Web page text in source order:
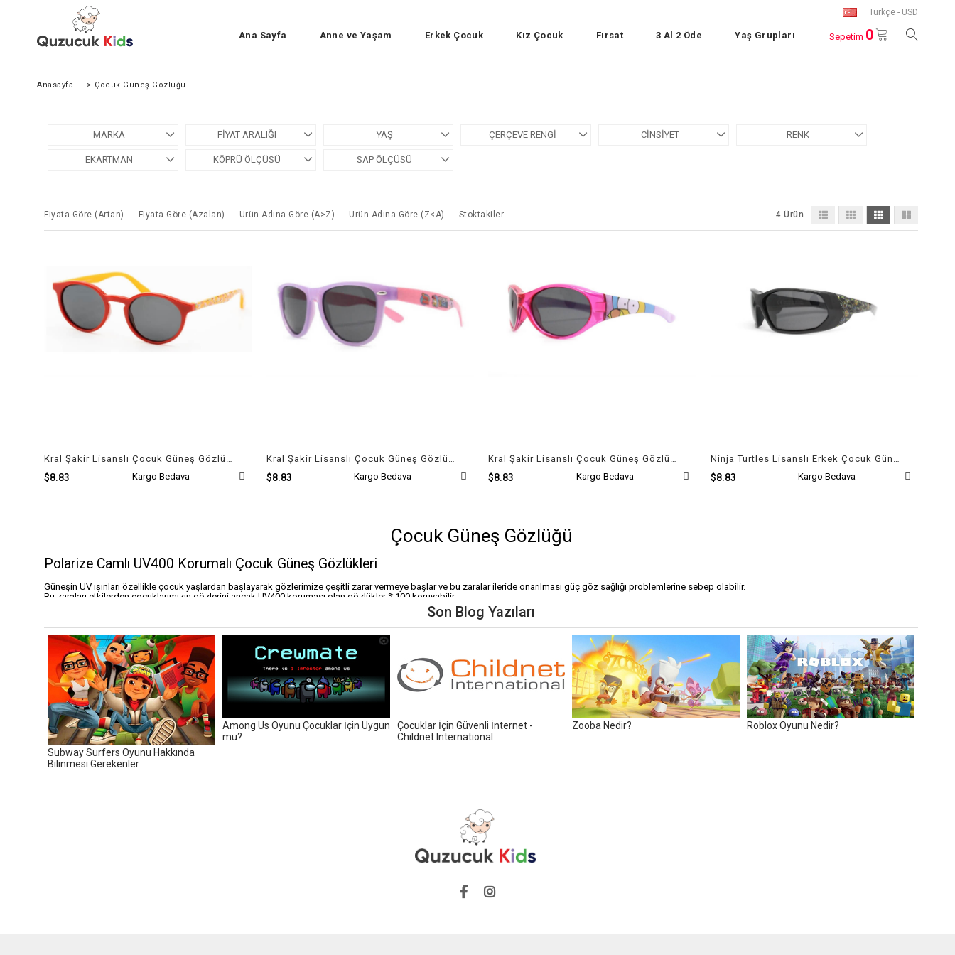
Türkçe - USD
Sepetim 0
Ana Sayfa Anne ve Yaşam Erkek Çocuk Kız Çocuk Fırsat 3 Al 2 Öde Yaş Grupları
Anasayfa > Çocuk Güneş Gözlüğü
MARKA FIYAT ARALIĞI YAŞ ÇERÇEVE RENGI CINSIYET RENK
EKARTMAN KÖPRÜ ÖLÇÜSÜ SAP ÖLÇÜSÜ
Fiyata Göre (Artan) Fiyata Göre (Azalan) Ürün Adına Göre (A>Z) Ürün Adına Göre (Z<A) Stoktakiler 4 Ürün
$8.83 Kargo Bedava $8.83 Kargo Bedava $8.83 Kargo Bedava $8.83 Kargo Bedava
Çocuk Güneş Gözlüğü
Polarize Camlı UV400 Korumalı Çocuk Güneş Gözlükleri
Güneşin UV ışınları özellikle çocuk yaşlardan başlayarak gözlerimize çeşitli zarar vermeye başlar ve bu zaralar ileride onarılması güç göz sağlığı problemlerine sebep olabilir.
Bu zaraları etkilerden çocuklarımızın gözlerini ancak UV400 koruması olan gözlükler %100 koruyabilir.
Gözlükler çocuklar tarafından özellikle kar, kum ve su gibi ışığın parladığı ve güçlü yansıdığı ortamlarda kullanılmalıdır. Güneşli havalarda sokağa çıkıldığında orijinal
kullanılmalı bulutlu günlerde bile çocuklarımızda retina tabakası tam olarak gelişmemiş olacağından gözlük kullanımı önerilmektedir.
Polarize güneş gözlüklerisu, kar vb. parlak yüzeylerden yansıyan ışınları azaltırlar. Polarize güneş gözlükleri daha net görmeye, şiddetli parlamanın görmekte yararttığı zorlukları engellemeye yardımcı olur.
Son Blog Yazıları
Subway Surfers Oyunu Hakkında
Bilinmesi Gerekenler
Among Us Oyunu Çocuklar İçin Uygun
mu?
Çocuklar İçin Güvenli İnternet -
Childnet International
Zooba Nedir? Roblox Oyunu Nedir?